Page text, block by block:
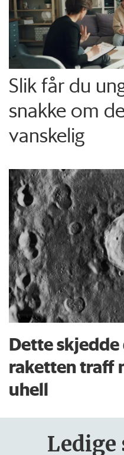
Slik får du
snakke om
vanskelig
Dette skjedde
raketten traff
uhell